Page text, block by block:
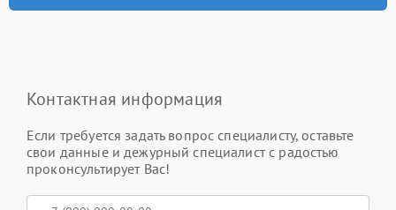
Контактная информация
Если требуется задать вопрос специалисту, оставьте
свои данные и дежурный специалист с радостью
проконсультирует Вас!